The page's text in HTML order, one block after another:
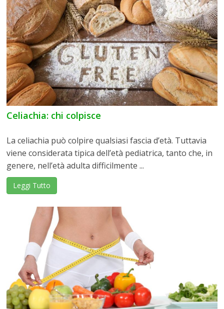
Celiachia: chi colpisce
La celiachia può colpire qualsiasi fascia d’età. Tuttavia
viene considerata tipica dell’età pediatrica, tanto che, in
genere, nell’età adulta difficilmente ...
Leggi Tutto